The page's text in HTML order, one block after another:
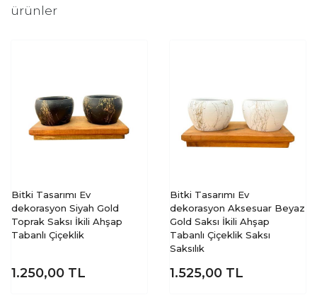
ürünler
Bitki Tasarımı Ev
dekorasyon Siyah Gold
Toprak Saksı İkili Ahşap
Tabanlı Çiçeklik
1.250,00 TL
Bitki Tasarımı Ev
dekorasyon Aksesuar Beyaz
Gold Saksı İkili Ahşap
Tabanlı Çiçeklik Saksı
Saksılık
1.525,00 TL